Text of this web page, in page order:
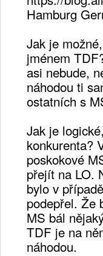
Hamburg
Jak je
jménem
asi nebude,
náhodou ti
ostatních s
Jak je
konkurenta?
poskokové
přejít na LO.
bylo v
podepřel. Že
MS bál
TDF je na
náhodou.